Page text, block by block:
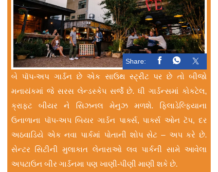
Share:
બે પૉપ-અપ ગાર્ડન છે એક સાઉથ સ્ટ્રીટ પર છે તો બીજો
મનાયંકમાં જે સરસ લેન્ડસ્કેપ સર્જે છે. ધી ગાર્ડન્સમાં કોકટેલ,
ક્રાફ્ટ બીયર ને સિઝનલ મેનુઝ મળશે. ફિલાડેલ્ફિયાના
ઉનાળાના પૉપ-અપ બિયર ગાર્ડન પાર્ક્સ, પાર્ક્સ ઓન ટૅપ, દર
અઠવાડિયે એક નવા પાર્કમાં પોતાની શોપ સેટ – અપ કરે છે.
સેન્ટર સિટીની મુલાકાત લેનારાઓ લવ પાર્કની સામે આવેલા
અપટાઉન બીર ગાર્ડનમા પણ ખાણી-પીણી માણી શકે છે.